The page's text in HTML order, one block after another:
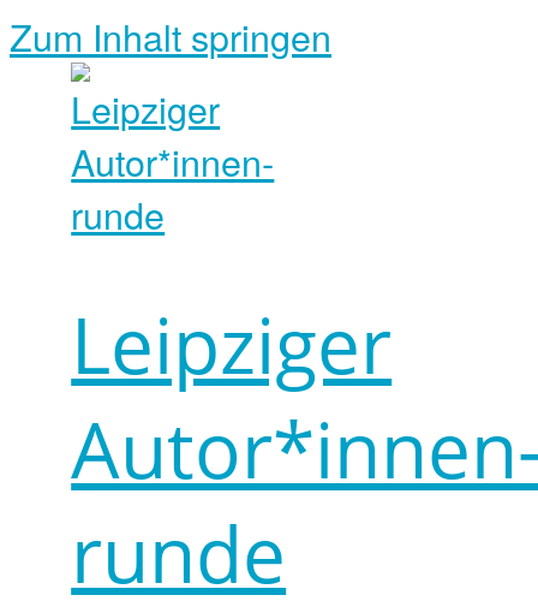
Zum Inhalt springen
Leipziger
runde